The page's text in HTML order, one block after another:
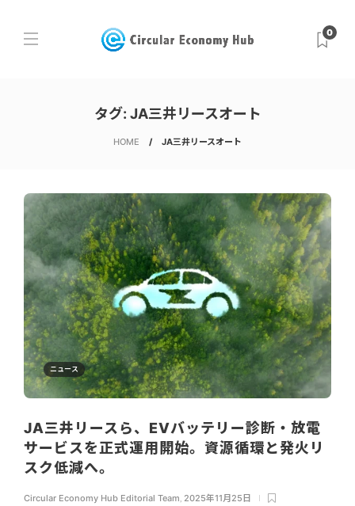
0
タグ: JA三井リースオート
HOME JA三井リースオート
ニュース
JA三井リースら、EVバッテリー診断・放電
サービスを正式運用開始。資源循環と発火リ
スク低減へ。
Circular Economy Hub Editorial Team 2025年11月25日